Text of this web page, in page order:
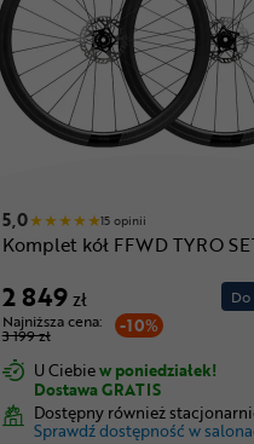
5,0 15 opinii
Komplet kół FFWD TYRO
2 849zł
-10%
Najniższa cena:
3 199 zł
Do
U Ciebiew poniedziałek!
Dostawa GRATIS
Dostępny również
Sprawdź dostępność w